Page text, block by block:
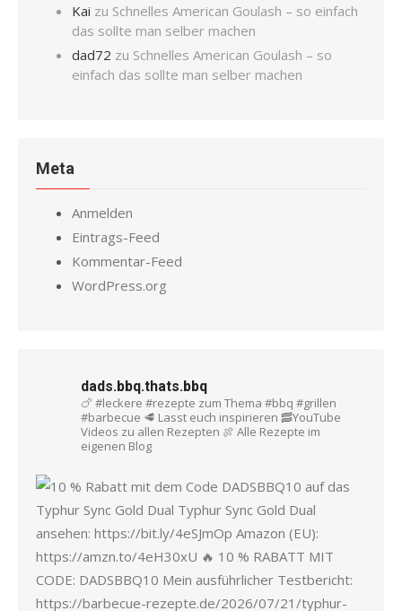
Kai zu Schnelles American Goulash – so einfach
das sollte man selber machen
dad72 zu Schnelles American Goulash – so
einfach das sollte man selber machen
Meta
Anmelden
Eintrags-Feed
Kommentar-Feed
WordPress.org
dads.bbq.thats.bbq
🍗 #leckere #rezepte zum Thema #bbq #grillen
#barbecue 🥩 Lasst euch inspirieren 🥓YouTube
Videos zu allen Rezepten 🍖 Alle Rezepte im
eigenen Blog